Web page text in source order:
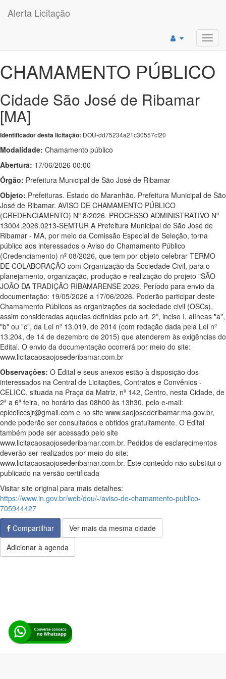
Alerta Licitação
CHAMAMENTO PÚBLICO
Cidade São José de Ribamar
[MA]
Identificador desta licitação: DOU-dd75234a21c30557cf20
Modalidade: Chamamento público
Abertura: 17/06/2026 00:00
Órgão: Prefeitura Municipal de São José de Ribamar
Objeto: Prefeituras. Estado do Maranhão. Prefeitura Municipal de São
José de Ribamar. AVISO DE CHAMAMENTO PÚBLICO
(CREDENCIAMENTO) Nº 8/2026. PROCESSO ADMINISTRATIVO Nº
13004.2026.0213-SEMTUR A Prefeitura Municipal de São José de
Ribamar - MA, por meio da Comissão Especial de Seleção, torna
público aos interessados o Aviso do Chamamento Público
(Credenciamento) nº 08/2026, que tem por objeto celebrar TERMO
DE COLABORAÇÃO com Organização da Sociedade Civil, para o
planejamento, organização, produção e realização do projeto "SÃO
JOÃO DA TRADIÇÃO RIBAMARENSE 2026. Período para envio da
documentação: 19/05/2026 a 17/06/2026. Poderão participar deste
Chamamento Públicos as organizações da sociedade civil (OSCs),
assim consideradas aquelas definidas pelo art. 2º, inciso I, alíneas "a",
"b" ou "c", da Lei nº 13.019, de 2014 (com redação dada pela Lei nº
13.204, de 14 de dezembro de 2015) que atenderem às exigências do
Edital. O envio da documentação ocorrerá por meio do site:
www.licitacaosaojosederibamar.com.br
Observações: O Edital e seus anexos estão à disposição dos
interessados na Central de Licitações, Contratos e Convênios -
CELICC, situada na Praça da Matriz, nº 142, Centro, nesta Cidade, de
2ª a 6ª feira, no horário das 08h00 às 13h30, pelo e-mail:
cplceliccsjr@gmail.com e no site www.saojosederibamar.ma.gov.br,
onde poderão ser consultados e obtidos gratuitamente. O Edital
também pode ser acessado pelo site
www.licitacaosaojosederibamar.com.br. Pedidos de esclarecimentos
deverão ser realizados por meio do site:
www.licitacaosaojosederibamar.com.br. Este conteúdo não substitui o
publicado na versão certificada
Visitar site original para mais detalhes:
https://www.in.gov.br/web/dou/-/aviso-de-chamamento-publico-
705944427
Compartilhar
Ver mais da mesma cidade
Adicionar à agenda